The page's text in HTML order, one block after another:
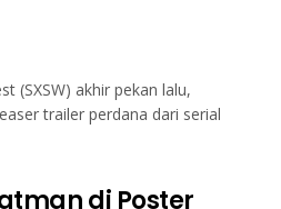
(SXSW) akhir pekan lalu,
trailer perdana dari serial
di Poster